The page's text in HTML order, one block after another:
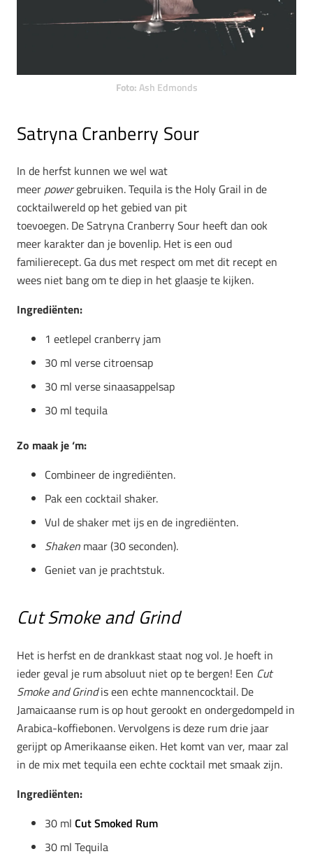
Foto: Ash Edmonds
Satryna Cranberry Sour
In de herfst kunnen we wel wat
meer powergebruiken. Tequila is the Holy Grail in de
cocktailwereld op het gebied van pit
toevoegen. De Satryna Cranberry Sour heeft dan ook
meer karakter dan je bovenlip. Het is een oud
familierecept. Ga dus met respect om met dit recept en
wees niet bang om te diep in het glaasje te kijken.
Ingrediënten:
1 eetlepel cranberry jam
30 ml verse citroensap
30 ml verse sinaasappelsap
30 ml tequila
Zo maak je ‘m:
Combineer de ingrediënten.
Pak een cocktail shaker.
Vul de shaker met ijs en de ingrediënten.
Shaken maar (30 seconden).
Geniet van je prachtstuk.
Cut Smoke and Grind
Het is herfst en de drankkast staat nog vol. Je hoeft in
ieder geval je rum absoluut niet op te bergen! Een Cut
Smoke and Grindis een echte mannencocktail. De
Jamaicaanse rum is op hout gerookt en ondergedompeld in
Arabica-koffiebonen. Vervolgens is deze rum drie jaar
gerijpt op Amerikaanse eiken. Het komt van ver, maar zal
in de mix met tequila een echte cocktail met smaak zijn.
Ingrediënten:
30 ml Cut Smoked Rum
30 ml Tequila